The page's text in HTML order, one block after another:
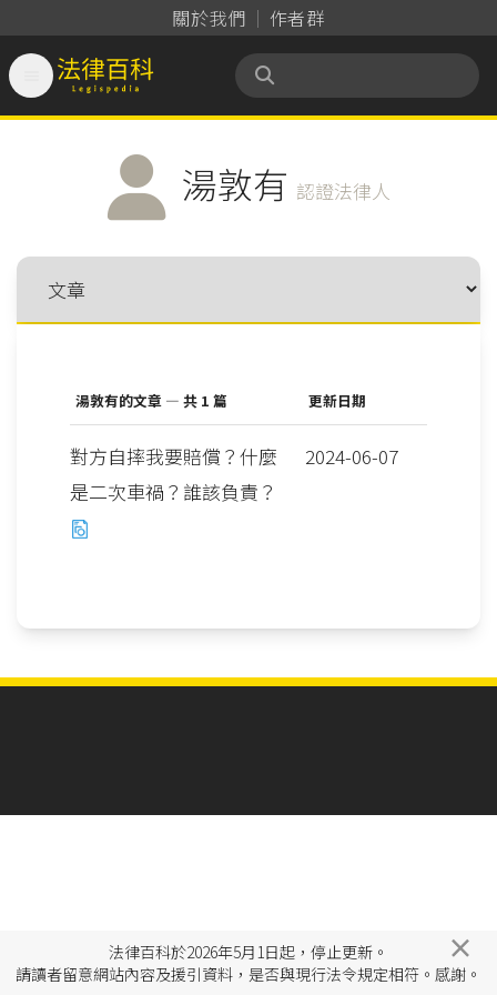
關於我們 作者群
法律百科 Legispedia
湯敦有 認證法律人
湯敦有的文章 — 共 1 篇 更新日期
對方自摔我要賠償？什麼
是二次車禍？誰該負責？
2024-06-07
法律百科於2026年5月1日起，停止更新。
請讀者留意網站內容及援引資料，是否與現行法令規定相符。感謝。
×